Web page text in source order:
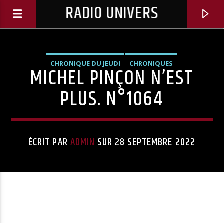
RADIO UNIVERS
CHRONIQUE DU JEUDI CHRONIQUES
MICHEL PINÇON N’EST
PLUS. N°1064
ÉCRIT PARADMIN SUR 28 SEPTEMBRE 2022